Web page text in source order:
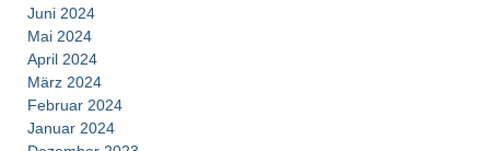
Juni 2024
Mai 2024
April 2024
März 2024
Februar 2024
Januar 2024